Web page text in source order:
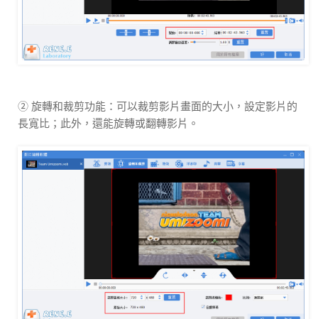
② 旋轉和裁剪功能：可以裁剪影片畫面的大小，設定影片的
長寬比；此外，還能旋轉或翻轉影片。